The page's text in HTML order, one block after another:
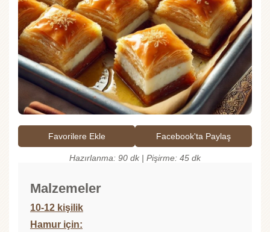
Favorilere Ekle Facebook'ta Paylaş
Hazırlanma: 90 dk | Pişirme: 45 dk
Malzemeler
10-12 kişilik
Hamur için: